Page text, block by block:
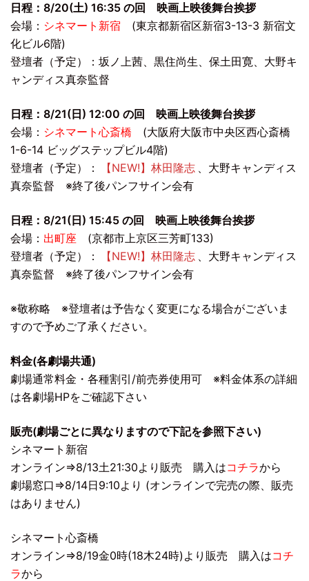
日程：8/20(土) 16:35 の回 映画上映後舞台挨拶
会場： シネマート新宿 (東京都新宿区新宿3-13-3 新宿文
化ビル6階)
登壇者（予定）：坂ノ上茜、黒住尚生、保土田寛、大野キ
ャンディス真奈監督
日程：8/21(日) 12:00 の回 映画上映後舞台挨拶
会場： シネマート心斎橋 (大阪府大阪市中央区西心斎橋
1-6-14 ビッグステップビル4階)
登壇者（予定）：
【NEW!】林田隆志 、大野キャンディス
真奈監督 ※終了後パンフサイン会有
日程：8/21(日) 15:45 の回 映画上映後舞台挨拶
会場： 出町座 (京都市上京区三芳町133)
登壇者（予定）：
【NEW!】林田隆志 、大野キャンディス
真奈監督 ※終了後パンフサイン会有
※敬称略 ※登壇者は予告なく変更になる場合がございま
すので予めご了承ください。
料金(各劇場共通)
劇場通常料金・各種割引/前売券使用可 ※料金体系の詳細
は各劇場HPをご確認下さい
販売(劇場ごとに異なりますので下記を参照下さい)
シネマート新宿
オンライン⇒8/13土21:30より販売 購入はコチラから
劇場窓口⇒8/14日9:10より (オンラインで完売の際、販売
はありません)
シネマート心斎橋
オンライン⇒8/19金0時(18木24時)より販売 購入はコチ
ラから